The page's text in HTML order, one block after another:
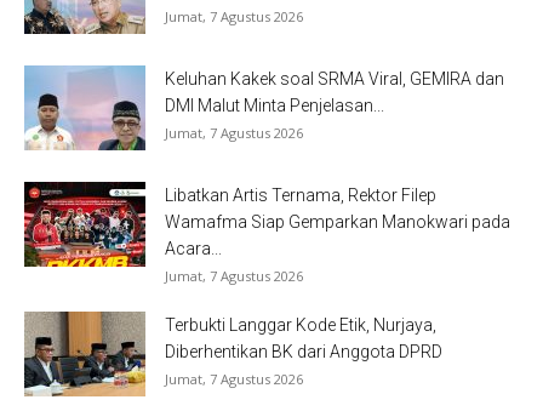
Jumat, 7 Agustus 2026
Keluhan Kakek soal SRMA Viral, GEMIRA dan
DMI Malut Minta Penjelasan...
Jumat, 7 Agustus 2026
Libatkan Artis Ternama, Rektor Filep
Wamafma Siap Gemparkan Manokwari pada
Acara...
Jumat, 7 Agustus 2026
Terbukti Langgar Kode Etik, Nurjaya,
Diberhentikan BK dari Anggota DPRD
Jumat, 7 Agustus 2026